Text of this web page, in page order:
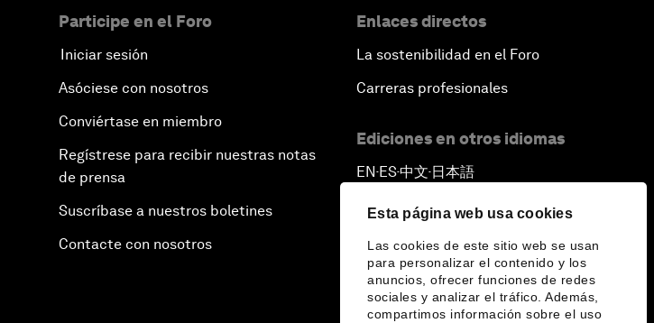
Esta página web usa cookies
Las cookies de este sitio web se usan
para personalizar el contenido y los
anuncios, ofrecer funciones de redes
sociales y analizar el tráfico. Además,
compartimos información sobre el uso
Participe en el Foro
Iniciar sesión
Asóciese con nosotros
Conviértase en miembro
Regístrese para recibir nuestras notas
de prensa
Suscríbase a nuestros boletines
Contacte con nosotros
Enlaces directos
La sostenibilidad en el Foro
Carreras profesionales
Ediciones en otros idiomas
EN ▪ ES▪中文▪ 日本語